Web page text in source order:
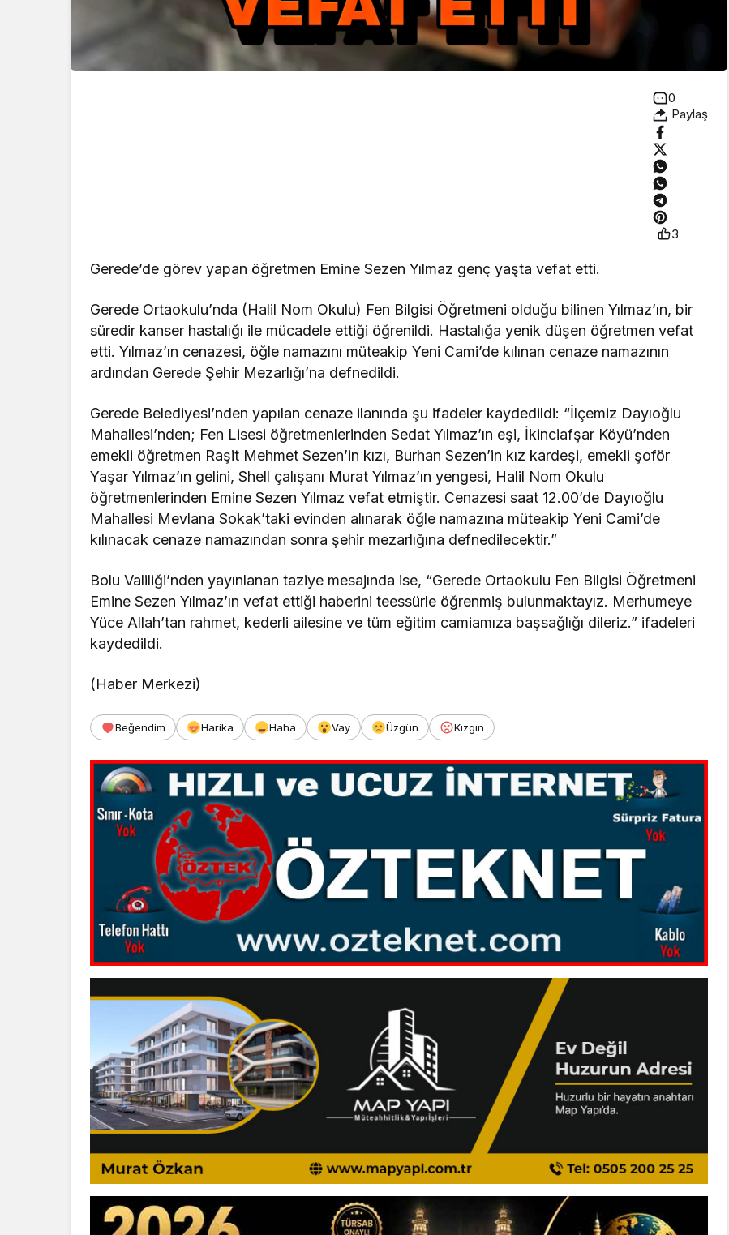
0
Paylaş
3
Gerede’de görev yapan öğretmen Emine Sezen Yılmaz genç yaşta vefat etti.
Gerede Ortaokulu’nda (Halil Nom Okulu) Fen Bilgisi Öğretmeni olduğu bilinen Yılmaz’ın, bir
süredir kanser hastalığı ile mücadele ettiği öğrenildi. Hastalığa yenik düşen öğretmen vefat
etti. Yılmaz’ın cenazesi, öğle namazını müteakip Yeni Cami’de kılınan cenaze namazının
ardından Gerede Şehir Mezarlığı’na defnedildi.
Gerede Belediyesi’nden yapılan cenaze ilanında şu ifadeler kaydedildi: “İlçemiz Dayıoğlu
Mahallesi’nden; Fen Lisesi öğretmenlerinden Sedat Yılmaz’ın eşi, İkinciafşar Köyü’nden
emekli öğretmen Raşit Mehmet Sezen’in kızı, Burhan Sezen’in kız kardeşi, emekli şoför
Yaşar Yılmaz’ın gelini, Shell çalışanı Murat Yılmaz’ın yengesi, Halil Nom Okulu
öğretmenlerinden Emine Sezen Yılmaz vefat etmiştir. Cenazesi saat 12.00’de Dayıoğlu
Mahallesi Mevlana Sokak’taki evinden alınarak öğle namazına müteakip Yeni Cami’de
kılınacak cenaze namazından sonra şehir mezarlığına defnedilecektir.”
Bolu Valiliği’nden yayınlanan taziye mesajında ise, “Gerede Ortaokulu Fen Bilgisi Öğretmeni
Emine Sezen Yılmaz’ın vefat ettiği haberini teessürle öğrenmiş bulunmaktayız. Merhumeye
Yüce Allah’tan rahmet, kederli ailesine ve tüm eğitim camiamıza başsağlığı dileriz.” ifadeleri
kaydedildi.
(Haber Merkezi)
Beğendim Harika Haha Vay Üzgün Kızgın